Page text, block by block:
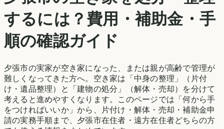
するには？費用・補助金・手
順の確認ガイド
夕張市の実家が空き家になった、または親が高齢で管理が
難しくなってきた方へ。空き家は「中身の整理」（片付
け・遺品整理）と「建物の処分」（解体・売却）を分けて
考えると進めやすくなります。このページでは「何から手
をつければいいか」から、片付け・解体・売却・補助金申
請の実務手順まで、 夕張市在住者・遠方在住者どちらの方